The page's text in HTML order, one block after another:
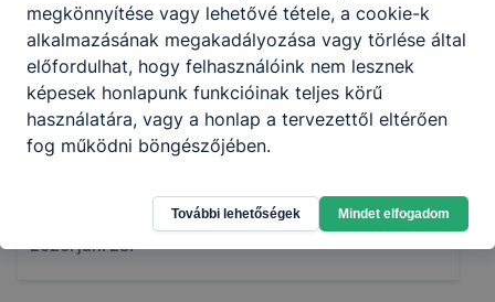
2026. jún. 28.
🎓 Szívből gratulálunk
diákunknak a sikeres érettségihez!
2026. jún. 28.
megkönnyítése vagy lehetővé tétele, a cookie-k
alkalmazásának megakadályozása vagy törlése által
előfordulhat, hogy felhasználóink nem lesznek
képesek honlapunk funkcióinak teljes körű
használatára, vagy a honlap a tervezettől eltérően
fog működni böngészőjében.
További lehetőségek Mindet elfogadom